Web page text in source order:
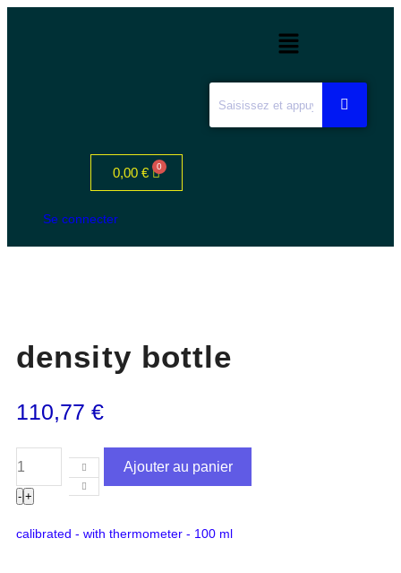
0,00 €
Se connecter
density bottle
110,77 €
- +
Ajouter au panier
calibrated - with thermometer - 100 ml